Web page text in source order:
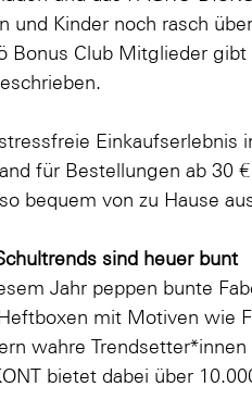
und Kinder noch rasch
Bonus Club Mitglieder
Einkaufserlebnis
für Bestellungen ab 30
bequem von zu Hause
sind heuer bunt
Jahr peppen bunte
mit Motiven wie
wahre
bietet dabei über